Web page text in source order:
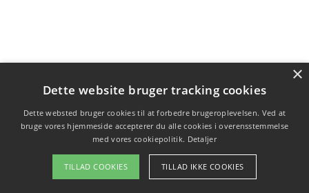
×
Dette website bruger tracking cookies
Dette websted bruger cookies til at forbedre brugeroplevelsen. Ved at
bruge vores hjemmeside accepterer du alle cookies i overensstemmelse
med vores cookiepolitik. Detaljer
TILLAD COOKIES TILLAD IKKE COOKIES